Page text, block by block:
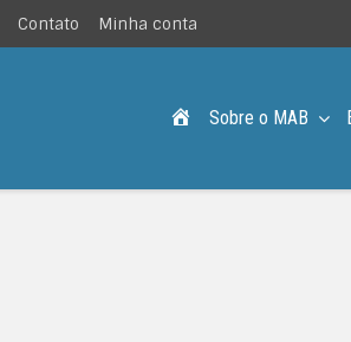
Contato Minha conta
Acampamento
Sobre o MAB